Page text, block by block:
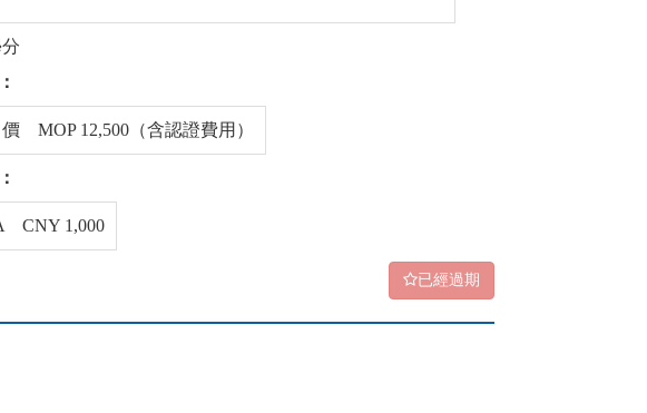
MOP 12,500（含認證費用）
CNY 1,000
已經過期